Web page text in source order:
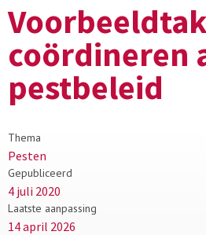
coördineren
pestbeleid
Thema
Pesten
Gepubliceerd
4 juli 2020
Laatste aanpassing
14 april 2026